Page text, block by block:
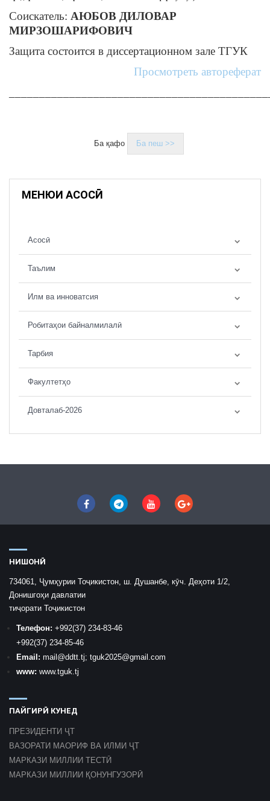
Соискатель: АЮБОВ ДИЛОВАР
МИРЗОШАРИФОВИЧ
Защита состоится в диссертационном зале ТГУК
Просмотреть автореферат
Ба қафо Ба пеш >>
МЕНЮИ АСОСӢ
Асосӣ
Таълим
Илм ва инноватсия
Робитаҳои байналмилалӣ
Тарбия
Факултетҳо
Довталаб-2026
НИШОНӢ
734061, Ҷумҳурии Тоҷикистон, ш. Душанбе, кӯч. Деҳоти 1/2,
Донишгоҳи давлатии
тиҷорати Тоҷикистон
Телефон: +992(37) 234-83-46
+992(37) 234-85-46
Email: mail @ddtt.tj; tguk2025@gmail.com
www: www.tguk.tj
ПАЙГИРӢ КУНЕД
ПРЕЗИДЕНТИ ҶТ
ВАЗОРАТИ МАОРИФ ВА ИЛМИ ҶТ
МАРКАЗИ МИЛЛИИ ТЕСТӢ
МАРКАЗИ МИЛЛИИ ҚОНУНГУЗОРӢ